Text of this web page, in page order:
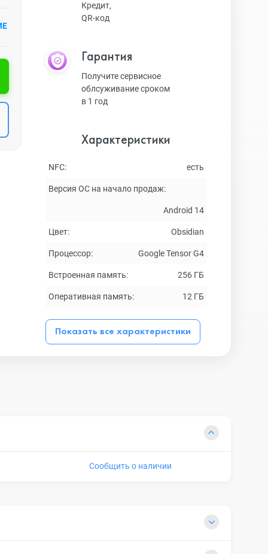
Кредит,
QR-код
Гарантия
Получите сервисное
облсуживание сроком
в 1 год
Характеристики
NFC: есть
Версия ОС на начало продаж:
Android 14
Цвет: Obsidian
Процессор: Google Tensor G4
Встроенная память: 256 ГБ
Оперативная память: 12 ГБ
Показать все характеристики
Сообщить о наличии